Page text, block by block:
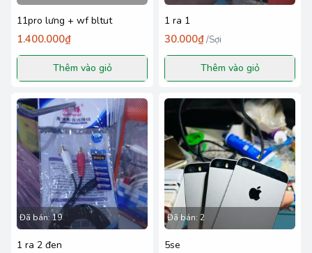
11pro lưng + wf bltut
1.400.000₫
Thêm vào giỏ
1 ra 1
30.000₫/Sợi
Thêm vào giỏ
Đã bán:19
1 ra 2 đen
Đã bán:2
5se